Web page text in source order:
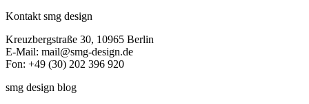
Kontakt smg design
Kreuzbergstraße 30, 10965 Berlin
E-Mail: mail@smg-design.de
Fon: +49 (30) 202 396 920
smg design blog